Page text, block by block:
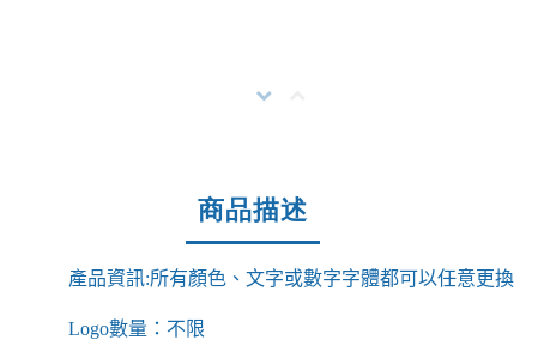
商品描述
產品資訊:所有顏色、文字或數字字體都可以任意更換
Logo數量：不限